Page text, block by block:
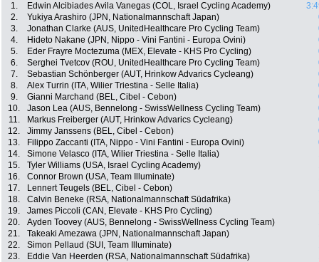
1. Edwin Alcibiades Avila Vanegas (COL, Israel Cycling Academy)
2.
Yukiya Arashiro (JPN, Nationalmannschaft Japan)
3.
Jonathan Clarke (AUS, UnitedHealthcare Pro Cycling Team)
4.
Hideto Nakane (JPN, Nippo - Vini Fantini - Europa Ovini)
5.
Eder Frayre Moctezuma (MEX, Elevate - KHS Pro Cycling)
6.
Serghei Tvetcov (ROU, UnitedHealthcare Pro Cycling Team)
7.
Sebastian Schönberger (AUT, Hrinkow Advarics Cycleang)
8.
Alex Turrin (ITA, Wilier Triestina - Selle Italia)
9.
Gianni Marchand (BEL, Cibel - Cebon)
10.
Jason Lea (AUS, Bennelong - SwissWellness Cycling Team)
11.
Markus Freiberger (AUT, Hrinkow Advarics Cycleang)
12.
Jimmy Janssens (BEL, Cibel - Cebon)
13.
Filippo Zaccanti (ITA, Nippo - Vini Fantini - Europa Ovini)
14.
Simone Velasco (ITA, Wilier Triestina - Selle Italia)
15.
Tyler Williams (USA, Israel Cycling Academy)
16.
Connor Brown (USA, Team Illuminate)
17.
Lennert Teugels (BEL, Cibel - Cebon)
18.
Calvin Beneke (RSA, Nationalmannschaft Südafrika)
19.
James Piccoli (CAN, Elevate - KHS Pro Cycling)
20.
Ayden Toovey (AUS, Bennelong - SwissWellness Cycling Team)
21.
Takeaki Amezawa (JPN, Nationalmannschaft Japan)
22.
Simon Pellaud (SUI, Team Illuminate)
23.
Eddie Van Heerden (RSA, Nationalmannschaft Südafrika)